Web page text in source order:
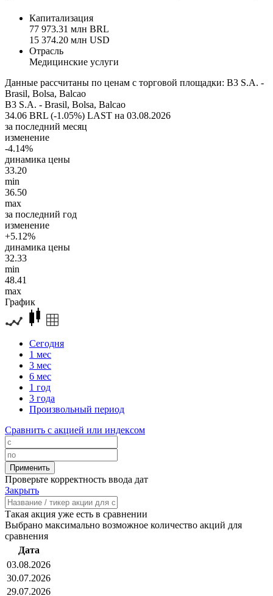
Капитализация
77 973.31 млн BRL
15 374.20 млн USD
Отрасль
Медицинские услуги
Данные рассчитаны по ценам с торговой площадки: B3 S.A. -
Brasil, Bolsa, Balcao
B3 S.A. - Brasil, Bolsa, Balcao
34.06 BRL (-1.05%) LAST на 03.08.2026
за последний месяц
изменение
-4.14%
динамика цены
33.20
min
36.50
max
за последний год
изменение
+5.12%
динамика цены
32.33
min
48.41
max
График
Сегодня
1 мес
3 мес
6 мес
1 год
3 года
Произвольный период
Сравнить с акцией или индексом
Проверьте корректность ввода дат
Закрыть
Такая акция уже есть в сравнении
Выбрано максимально возможное количество акций для
сравнения
Дата
03.08.2026
30.07.2026
29.07.2026